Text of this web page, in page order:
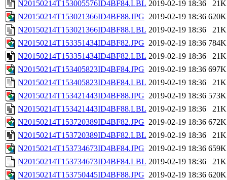
N20150214T153005576ID4BF84.LBL 2019-02-19 18:36
21K
N20150214T153021366ID4BF88.JPG 2019-02-19 18:36 620K
N20150214T153021366ID4BF88.LBL 2019-02-19 18:36
21K
N20150214T153351434ID4BF82.JPG 2019-02-19 18:36 784K
N20150214T153351434ID4BF82.LBL 2019-02-19 18:36
21K
N20150214T153405823ID4BF84.JPG 2019-02-19 18:36 697K
N20150214T153405823ID4BF84.LBL 2019-02-19 18:36
21K
N20150214T153421443ID4BF88.JPG 2019-02-19 18:36 573K
N20150214T153421443ID4BF88.LBL 2019-02-19 18:36
21K
N20150214T153720389ID4BF82.JPG 2019-02-19 18:36 672K
N20150214T153720389ID4BF82.LBL 2019-02-19 18:36
21K
N20150214T153734673ID4BF84.JPG 2019-02-19 18:36 659K
N20150214T153734673ID4BF84.LBL 2019-02-19 18:36
21K
N20150214T153750445ID4BF88.JPG 2019-02-19 18:36 620K